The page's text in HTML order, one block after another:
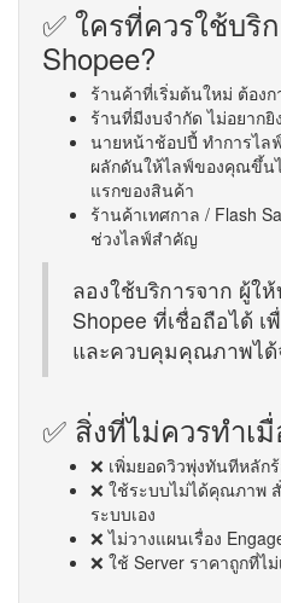
✅ ใครที่ควรใช้บริ
Shopee?
ร้านค้าที่เริ่มต้นใหม่ ต้องก
ร้านที่มีงบจำกัด ไม่อยาก
นายหน้าช้อปปี้ ทำการไล
ผลักดันให้ไลฟ์ของคุณขึ้น
แรกของสินค้า
ร้านค้าเทศกาล / Flash
ช่วงไลฟ์สำคัญ
ลองใช้บริการจาก ผู้ใ
Shopee ที่เชื่อถือได้
และควบคุมคุณภาพได้
✅ สิ่งที่ไม่ควรทำเ
❌ เพิ่มยอดวิวพุ่งทันทีหลัก
❌ ใช้ระบบไม่ได้คุณภาพ
ระบบเอง
❌ ไม่วางแผนเรื่อง
❌ ใช้ Server ราคาถูกที่ไ